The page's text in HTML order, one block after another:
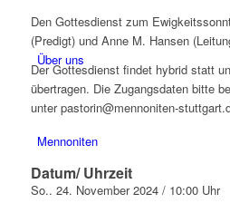
Über uns
Mennoniten
Den Gottesdienst zum
(Predigt) und Anne M. Hansen
Der Gottesdienst findet hybrid statt
übertragen. Die Zugangsdaten bitte
unter pastorin@mennoniten-
Datum/ Uhrzeit
So.. 24. November 2024 / 10:00 Uhr